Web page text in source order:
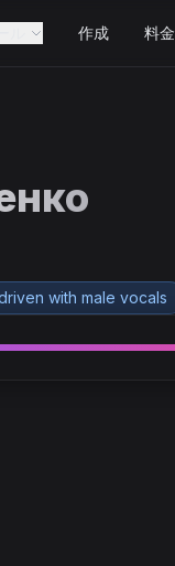
作成 料金
with male vocals